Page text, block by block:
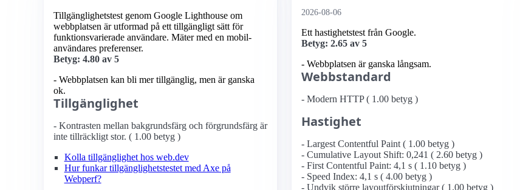
Tillgänglighetstest genom Google Lighthouse om
webbplatsen är utformad på ett tillgängligt sätt för
funktionsvarierade användare. Mäter med en mobil­
användares preferenser.
Betyg: 4.80 av 5
- Webbplatsen kan bli mer tillgänglig, men är ganska
ok.
Tillgänglighet
- Kontrasten mellan bakgrundsfärg och förgrundsfärg är
inte tillräckligt stor. ( 1.00 betyg )
Kolla tillgänglighet hos web.dev
Hur funkar tillgänglighetstestet med Axe på
Webperf?
2026-08-06
Ett hastighetstest från Google.
Betyg: 2.65 av 5
- Webbplatsen är ganska långsam.
Webbstandard
- Modern HTTP ( 1.00 betyg )
Hastighet
- Largest Contentful Paint ( 1.00 betyg )
- Cumulative Layout Shift: 0,241 ( 2.60 betyg )
- First Contentful Paint: 4,1 s ( 1.10 betyg )
- Speed Index: 4,1 s ( 4.00 betyg )
- Undvik större layoutförskjutningar ( 1.00 betyg )